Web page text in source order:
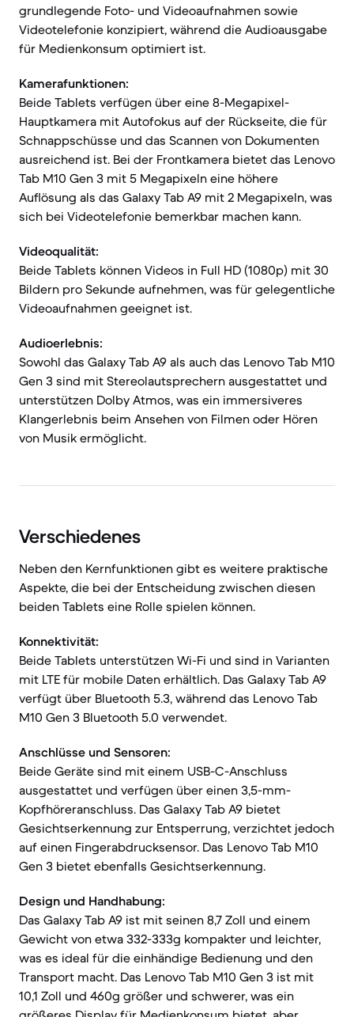
grundlegende Foto- und Videoaufnahmen sowie
Videotelefonie konzipiert, während die Audioausgabe
für Medienkonsum optimiert ist.
Kamerafunktionen:
Beide Tablets verfügen über eine 8-Megapixel-
Hauptkamera mit Autofokus auf der Rückseite, die für
Schnappschüsse und das Scannen von Dokumenten
ausreichend ist. Bei der Frontkamera bietet das Lenovo
Tab M10 Gen 3 mit 5 Megapixeln eine höhere
Auflösung als das Galaxy Tab A9 mit 2 Megapixeln, was
sich bei Videotelefonie bemerkbar machen kann.
Videoqualität:
Beide Tablets können Videos in Full HD (1080p) mit 30
Bildern pro Sekunde aufnehmen, was für gelegentliche
Videoaufnahmen geeignet ist.
Audioerlebnis:
Sowohl das Galaxy Tab A9 als auch das Lenovo Tab M10
Gen 3 sind mit Stereolautsprechern ausgestattet und
unterstützen Dolby Atmos, was ein immersiveres
Klangerlebnis beim Ansehen von Filmen oder Hören
von Musik ermöglicht.
Verschiedenes
Neben den Kernfunktionen gibt es weitere praktische
Aspekte, die bei der Entscheidung zwischen diesen
beiden Tablets eine Rolle spielen können.
Konnektivität:
Beide Tablets unterstützen Wi-Fi und sind in Varianten
mit LTE für mobile Daten erhältlich. Das Galaxy Tab A9
verfügt über Bluetooth 5.3, während das Lenovo Tab
M10 Gen 3 Bluetooth 5.0 verwendet.
Anschlüsse und Sensoren:
Beide Geräte sind mit einem USB-C-Anschluss
ausgestattet und verfügen über einen 3,5-mm-
Kopfhöreranschluss. Das Galaxy Tab A9 bietet
Gesichtserkennung zur Entsperrung, verzichtet jedoch
auf einen Fingerabdrucksensor. Das Lenovo Tab M10
Gen 3 bietet ebenfalls Gesichtserkennung.
Design und Handhabung:
Das Galaxy Tab A9 ist mit seinen 8,7 Zoll und einem
Gewicht von etwa 332-333g kompakter und leichter,
was es ideal für die einhändige Bedienung und den
Transport macht. Das Lenovo Tab M10 Gen 3 ist mit
10,1 Zoll und 460g größer und schwerer, was ein